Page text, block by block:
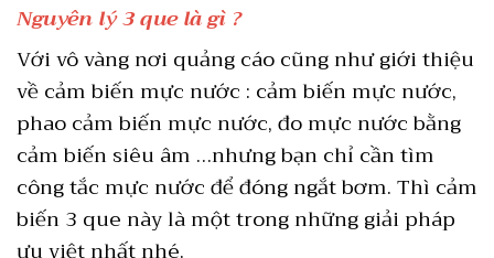
Nguyên lý 3 que là gì ?
Với vô vàng nơi quảng cáo cũng như giới thiệu
về cảm biến mực nước : cảm biến mực nước,
phao cảm biến mực nước, đo mực nước bằng
cảm biến siêu âm …nhưng bạn chỉ cần tìm
công tắc mực nước để đóng ngắt bơm. Thì cảm
biến 3 que này là một trong những giải pháp